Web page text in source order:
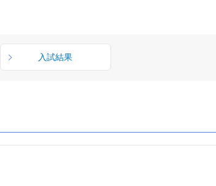
入試結果